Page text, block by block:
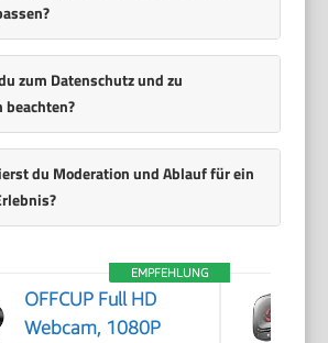
zum Datenschutz und zu
beachten?
du Moderation und Ablauf für ein
EMPFEHLUNG
OFFCUP Full HD
Webcam, 1080P